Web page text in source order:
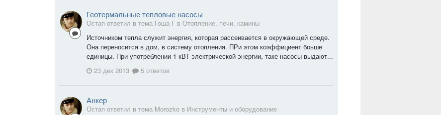
Геотермальные тепловые насосы
Остап ответил в тема Гоша Г в Отопление, печи, камины
Источником тепла служит энергия, которая рассеивается в окружающей среде.
Она переносится в дом, в систему отопления. ПРи этом коэффициент боьше
единицы. При употреблении 1 кВТ электрической энергии, таке насосы выдают...
23 дек 2013
5 ответов
Анкер
Остап ответил в тема Morozko в Инструменты и оборудование